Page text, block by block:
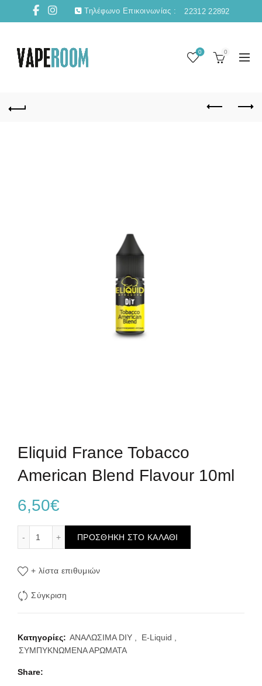
Τηλέφωνο Επικοινωνίας : 22312 22892
0 0
Eliquid France Tobacco
American Blend Flavour 10ml
6,50€
ΠΡΟΣΘΉΚΗ ΣΤΟ ΚΑΛΆΘΙ
+ λίστα επιθυμιών
Σύγκριση
Κατηγορίες: ΑΝΑΛΩΣΙΜΑ DIY , E-Liquid ,
ΣΥΜΠΥΚΝΩΜΕΝΑ ΑΡΩΜΑΤΑ
Share